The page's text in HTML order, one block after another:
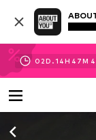
02D.14H 47M